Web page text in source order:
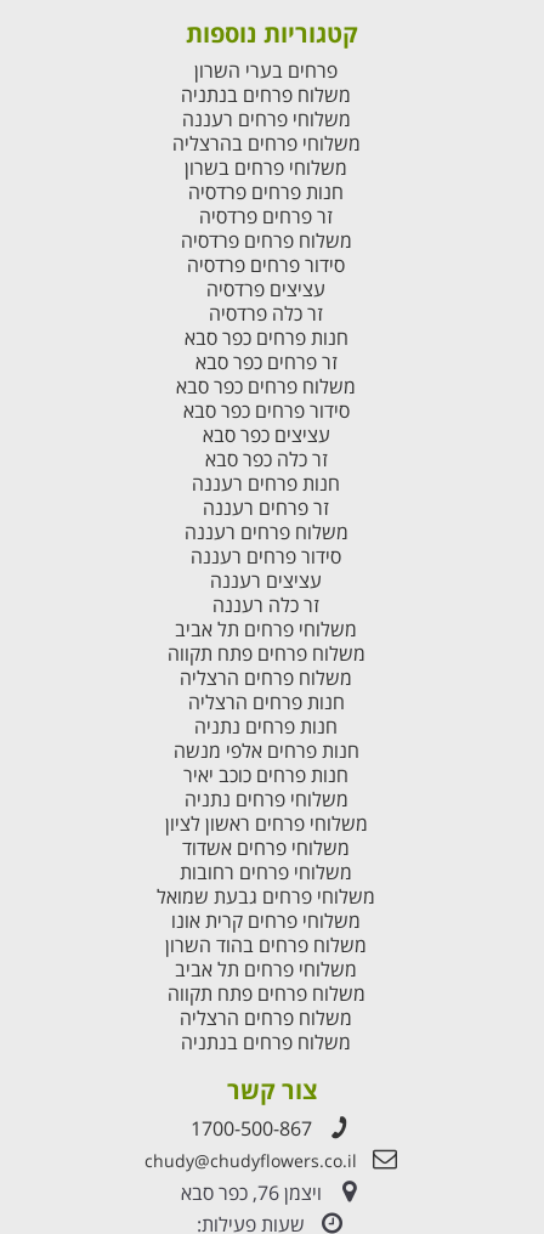
קטגוריות נוספות
פרחים בערי השרון
משלוח פרחים בנתניה
משלוחי פרחים רעננה
משלוחי פרחים בהרצליה
משלוחי פרחים בשרון
חנות פרחים פרדסיה
זר פרחים פרדסיה
משלוח פרחים פרדסיה
סידור פרחים פרדסיה
עציצים פרדסיה
זר כלה פרדסיה
חנות פרחים כפר סבא
זר פרחים כפר סבא
משלוח פרחים כפר סבא
סידור פרחים כפר סבא
עציצים כפר סבא
זר כלה כפר סבא
חנות פרחים רעננה
זר פרחים רעננה
משלוח פרחים רעננה
סידור פרחים רעננה
עציצים רעננה
זר כלה רעננה
משלוחי פרחים תל אביב
משלוח פרחים פתח תקווה
משלוח פרחים הרצליה
חנות פרחים הרצליה
חנות פרחים נתניה
חנות פרחים אלפי מנשה
חנות פרחים כוכב יאיר
משלוחי פרחים נתניה
משלוחי פרחים ראשון לציון
משלוחי פרחים אשדוד
משלוחי פרחים רחובות
משלוחי פרחים גבעת שמואל
משלוחי פרחים קרית אונו
משלוח פרחים בהוד השרון
משלוחי פרחים תל אביב
משלוח פרחים פתח תקווה
משלוח פרחים הרצליה
משלוח פרחים בנתניה
צור קשר
1700-500-867
chudy@chudyflowers.co.il
ויצמן 76, כפר סבא
שעות פעילות: